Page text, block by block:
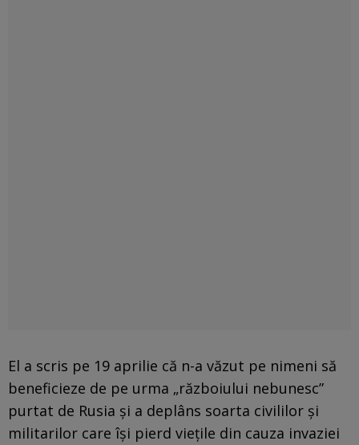
El a scris pe 19 aprilie că n-a văzut pe nimeni să
beneficieze de pe urma „războiului nebunesc”
purtat de Rusia și a deplâns soarta civililor și
militarilor care își pierd viețile din cauza invaziei